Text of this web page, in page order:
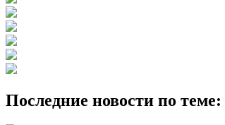
Последние новости по